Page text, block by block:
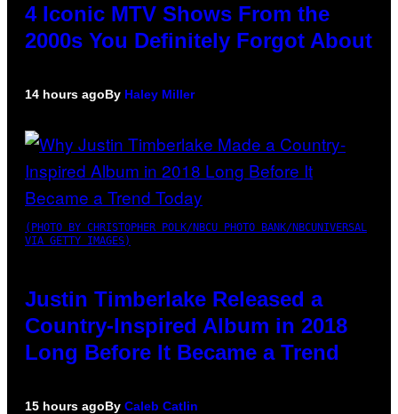
4 Iconic MTV Shows From the
2000s You Definitely Forgot About
14 hours agoBy Haley Miller
(PHOTO BY CHRISTOPHER POLK/NBCU PHOTO BANK/NBCUNIVERSAL
VIA GETTY IMAGES)
Justin Timberlake Released a
Country-Inspired Album in 2018
Long Before It Became a Trend
15 hours agoBy Caleb Catlin